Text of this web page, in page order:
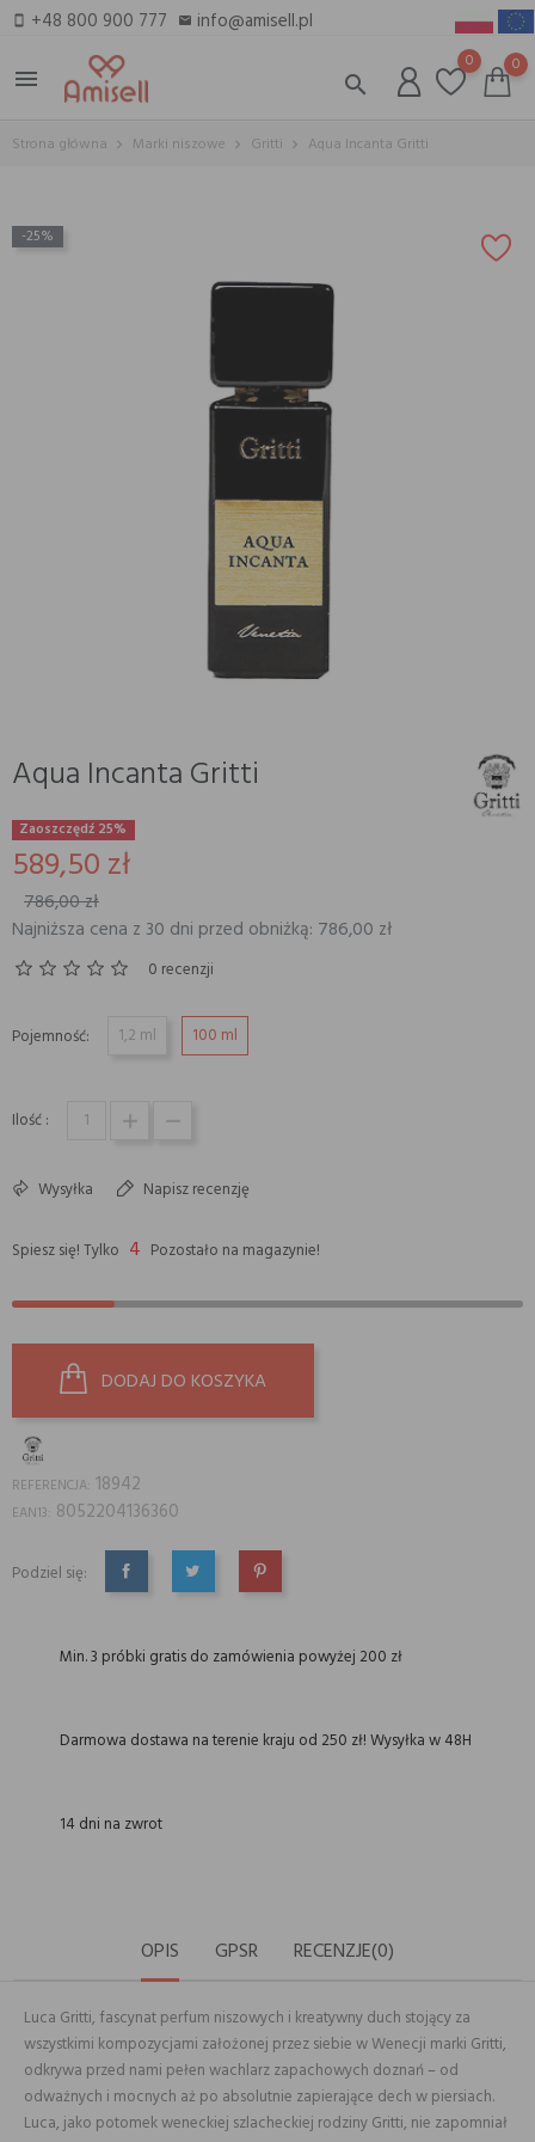
smartphone +48 800 900 777 email info@amisell.pl
menu
search
0 0
Strona główna Marki niszowe Gritti Aqua Incanta Gritti
-25%
Aqua Incanta Gritti
Zaoszczędź 25%
589,50 zł
786,00 zł
Najniższa cena z 30 dni przed obniżką: 786,00 zł
0 recenzji
Pojemność: 1,2 ml 100 ml
Ilość :
Wysyłka Napisz recenzję
Spiesz się! Tylko 4 Pozostało na magazynie!
DODAJ DO KOSZYKA
REFERENCJA: 18942
EAN13: 8052204136360
Podziel się:
UDOSTĘPNIJTWEETUJPINTEREST
Min. 3 próbki gratis do zamówienia powyżej 200 zł
Darmowa dostawa na terenie kraju od 250 zł! Wysyłka w 48H
14 dni na zwrot
OPIS GPSR RECENZJE(0)
Luca Gritti, fascynat perfum niszowych i kreatywny duch stojący za
wszystkimi kompozycjami założonej przez siebie w Wenecji marki Gritti,
odkrywa przed nami pełen wachlarz zapachowych doznań – od
odważnych i mocnych aż po absolutnie zapierające dech w piersiach.
Luca, jako potomek weneckiej szlacheckiej rodziny Gritti, nie zapomniał